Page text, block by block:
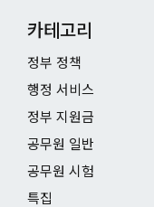
카테고리
정부 정책
행정 서비스
정부 지원금
공무원 일반
공무원 시험
특집